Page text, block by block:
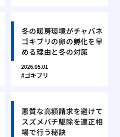
冬の暖房環境がチャバネ
ゴキブリの卵の孵化を早
める理由と冬の対策
2026.05.01
ゴキブリ
悪質な高額請求を避けて
スズメバチ駆除を適正相
場で行う秘訣